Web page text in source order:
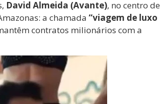
David Almeida (Avante), no centro de
a chamada “viagem de luxo
contratos milionários com a